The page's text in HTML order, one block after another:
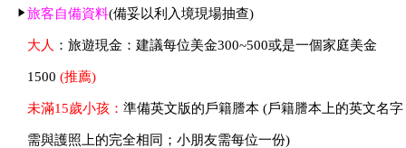
旅客自備資料(備妥以利入境現場抽查)
大人 ： 旅遊現金：建議每位美金300~500或是一個家庭美金
1500 (推薦)
未滿15歲小孩： 準備英文版的戶籍謄本 (戶籍謄本上的英文名字
需與護照上的完全相同；小朋友需每位一份)